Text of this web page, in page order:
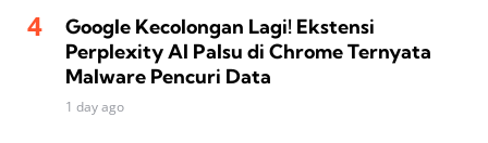
Google Kecolongan Lagi! Ekstensi
Perplexity AI Palsu di Chrome Ternyata
Malware Pencuri Data
1 day ago